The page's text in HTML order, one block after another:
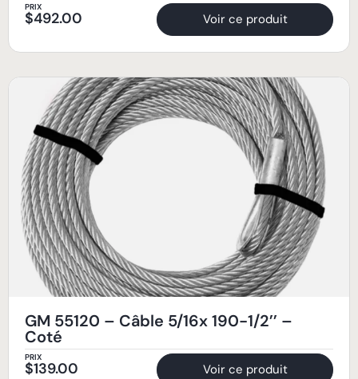
PRIX
$492.00 Voir ce produit
GM 55120 – Câble 5/16x 190-1/2’’ –
Coté
PRIX
$139.00 Voir ce produit